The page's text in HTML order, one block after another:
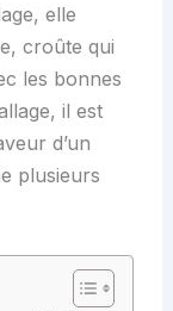
elle
croûte qui
les bonnes
il est
d’un
plusieurs